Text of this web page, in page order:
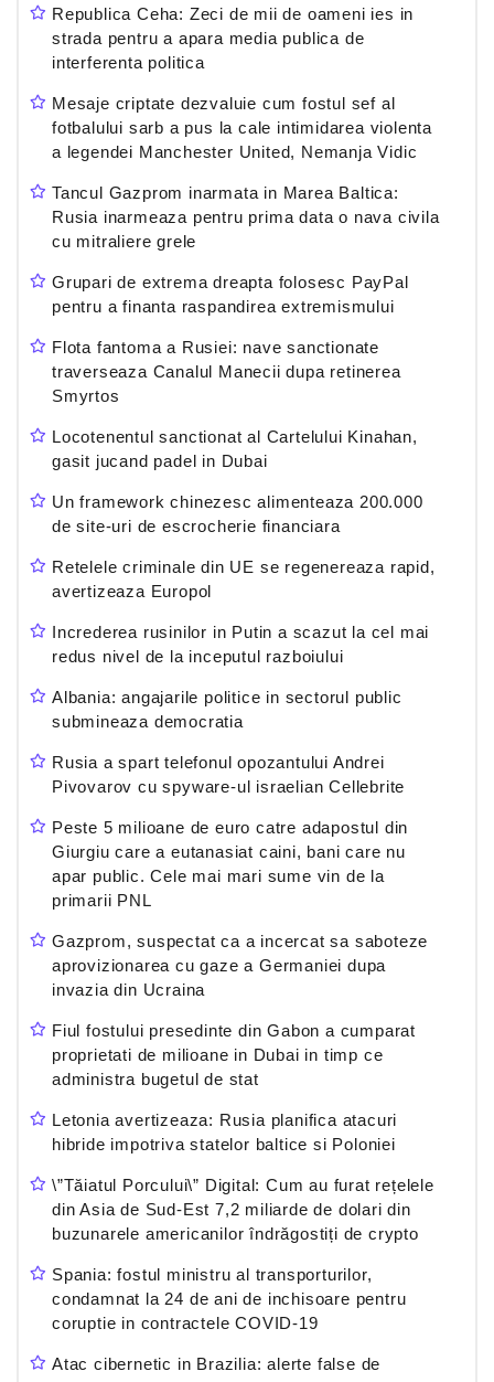
Republica Ceha: Zeci de mii de oameni ies in
strada pentru a apara media publica de
interferenta politica
Mesaje criptate dezvaluie cum fostul sef al
fotbalului sarb a pus la cale intimidarea violenta
a legendei Manchester United, Nemanja Vidic
Tancul Gazprom inarmata in Marea Baltica:
Rusia inarmeaza pentru prima data o nava civila
cu mitraliere grele
Grupari de extrema dreapta folosesc PayPal
pentru a finanta raspandirea extremismului
Flota fantoma a Rusiei: nave sanctionate
traverseaza Canalul Manecii dupa retinerea
Smyrtos
Locotenentul sanctionat al Cartelului Kinahan,
gasit jucand padel in Dubai
Un framework chinezesc alimenteaza 200.000
de site-uri de escrocherie financiara
Retelele criminale din UE se regenereaza rapid,
avertizeaza Europol
Increderea rusinilor in Putin a scazut la cel mai
redus nivel de la inceputul razboiului
Albania: angajarile politice in sectorul public
submineaza democratia
Rusia a spart telefonul opozantului Andrei
Pivovarov cu spyware-ul israelian Cellebrite
Peste 5 milioane de euro catre adapostul din
Giurgiu care a eutanasiat caini, bani care nu
apar public. Cele mai mari sume vin de la
primarii PNL
Gazprom, suspectat ca a incercat sa saboteze
aprovizionarea cu gaze a Germaniei dupa
invazia din Ucraina
Fiul fostului presedinte din Gabon a cumparat
proprietati de milioane in Dubai in timp ce
administra bugetul de stat
Letonia avertizeaza: Rusia planifica atacuri
hibride impotriva statelor baltice si Poloniei
\”Tăiatul Porcului\” Digital: Cum au furat rețelele
din Asia de Sud-Est 7,2 miliarde de dolari din
buzunarele americanilor îndrăgostiți de crypto
Spania: fostul ministru al transporturilor,
condamnat la 24 de ani de inchisoare pentru
coruptie in contractele COVID-19
Atac cibernetic in Brazilia: alerte false de